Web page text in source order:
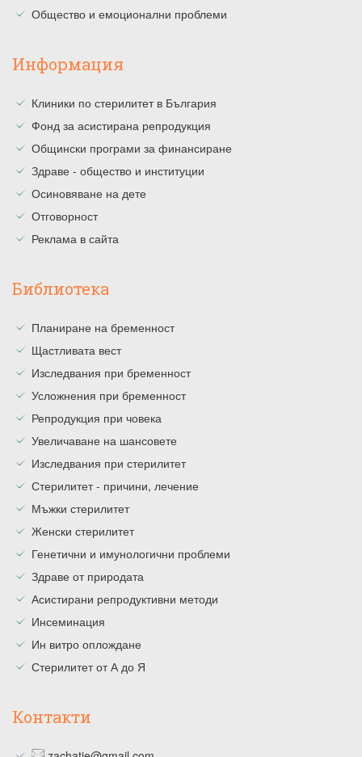
Общество и емоционални проблеми
Информация
Клиники по стерилитет в България
Фонд за асистирана репродукция
Общински програми за финансиране
Здраве - общество и институции
Осиновяване на дете
Отговорност
Реклама в сайта
Библиотека
Планиране на бременност
Щастливата вест
Изследвания при бременност
Усложнения при бременност
Репродукция при човека
Увеличаване на шансовете
Изследвания при стерилитет
Стерилитет - причини, лечение
Мъжки стерилитет
Женски стерилитет
Генетични и имунологични проблеми
Здраве от природата
Асистирани репродуктивни методи
Инсеминация
Ин витро оплождане
Стерилитет от А до Я
Контакти